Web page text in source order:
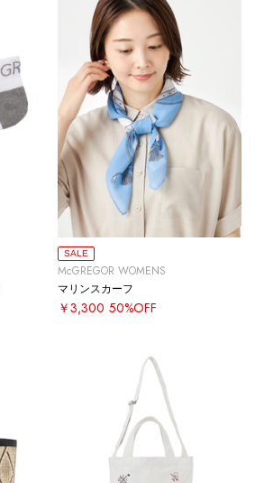
SALE
McGREGOR WOMENS
マリンスカーフ
￥3,300 50%OFF